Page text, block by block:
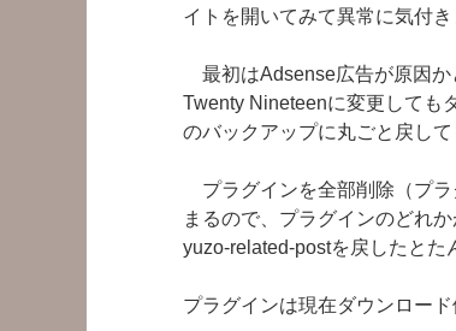
イトを開いてみて異常に気付き
最初はAdsense広告が原因か
Twenty Nineteenに変更しても
のバックアップに丸ごと戻し
プラグインを全部削除（プラ
まるので、プラグインのどれ
yuzo-related-postを戻したとた
プラグインは現在ダウンロード